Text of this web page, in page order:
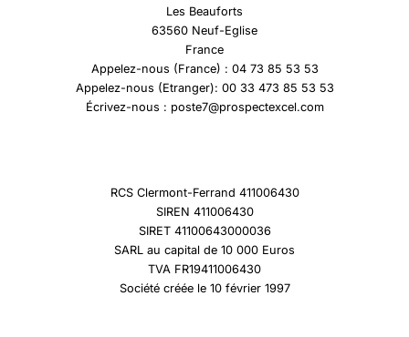
Les Beauforts
63560 Neuf-Eglise
France
Appelez-nous (France) : 04 73 85 53 53
Appelez-nous (Etranger): 00 33 473 85 53 53
Écrivez-nous : poste7@prospectexcel.com
RCS Clermont-Ferrand 411006430
SIREN 411006430
SIRET 41100643000036
SARL au capital de 10 000 Euros
TVA FR19411006430
Société créée le 10 février 1997